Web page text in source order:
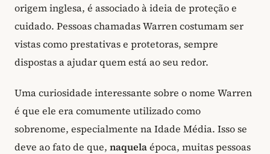
origem inglesa, é associado à ideia de proteção e
cuidado. Pessoas chamadas Warren costumam ser
vistas como prestativas e protetoras, sempre
dispostas a ajudar quem está ao seu redor.
Uma curiosidade interessante sobre o nome Warren
é que ele era comumente utilizado como
sobrenome, especialmente na Idade Média. Isso se
deve ao fato de que, naquelaépoca, muitas pessoas